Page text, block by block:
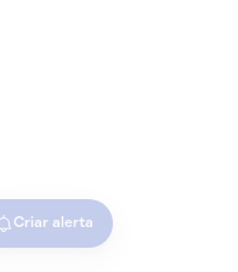
Criar alerta